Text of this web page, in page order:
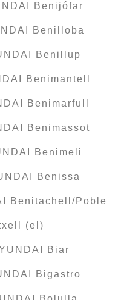
Benijófar
Benilloba
Benillup
Benimantell
Benimarfull
Benimassot
Benimeli
Benissa
Benitachell/Poble
(el)
Biar
Bigastro